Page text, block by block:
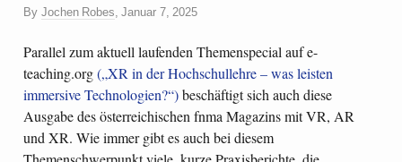
By Jochen Robes,Januar 7, 2025
Parallel zum aktuell laufenden Themenspecial auf e-
teaching.org(„XR in der Hochschullehre – was leisten
immersive Technologien?“)beschäftigt sich auch diese
Ausgabe des österreichischen fnma Magazins mit VR, AR
und XR. Wie immer gibt es auch bei diesem